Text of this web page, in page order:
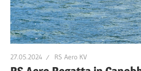
27.05.2024 RS Aero KV